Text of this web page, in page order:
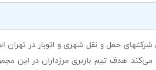
شرکتهای حمل و نقل شهری و اتوبار در
هدف تیم باربری مرزداران در این